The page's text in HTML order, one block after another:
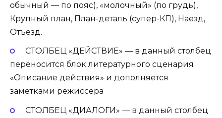
обычный — по пояс), «молочный» (по грудь),
Крупный план, План-деталь (супер-КП), Наезд,
Отъезд.
СТОЛБЕЦ «ДЕЙСТВИЕ» — в данный столбец
переносится блок литературного сценария
«Описание действия» и дополняется
заметками режиссёра
СТОЛБЕЦ «ДИАЛОГИ» — в данный столбец